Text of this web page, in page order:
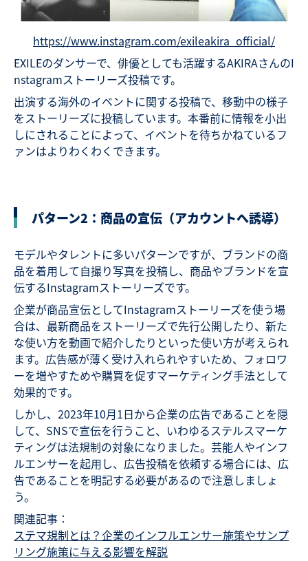
https://www.instagram.com/exileakira_official/
EXILEのダンサーで、俳優としても活躍するAKIRAさんのI
nstagramストーリーズ投稿です。
出演する海外のイベントに関する投稿で、移動中の様子
をストーリーズに投稿しています。本番前に情報を小出
しにされることによって、イベントを待ちかねているフ
ァンはよりわくわくできます。
パターン2：商品の宣伝（アカウントへ誘導）
モデルやタレントに多いパターンですが、ブランドの商
品を着用して自撮り写真を投稿し、商品やブランドを宣
伝するInstagramストーリーズです。
企業が商品宣伝としてInstagramストーリーズを使う場
合は、最新商品をストーリーズで先行公開したり、新た
な使い方を動画で紹介したりといった使い方が考えられ
ます。広告感が薄く受け入れられやすいため、フォロワ
ーを増やすためや購買を促すマーケティング手法として
効果的です。
しかし、2023年10月1日から企業の広告であることを隠
して、SNSで宣伝を行うこと、いわゆるステルスマーケ
ティングは法規制の対象になりました。芸能人やインフ
ルエンサーを起用し、広告投稿を依頼する場合には、広
告であることを明記する必要があるので注意しましょ
う。
関連記事：
ステマ規制とは？企業のインフルエンサー施策やサンプ
リング施策に与える影響を解説